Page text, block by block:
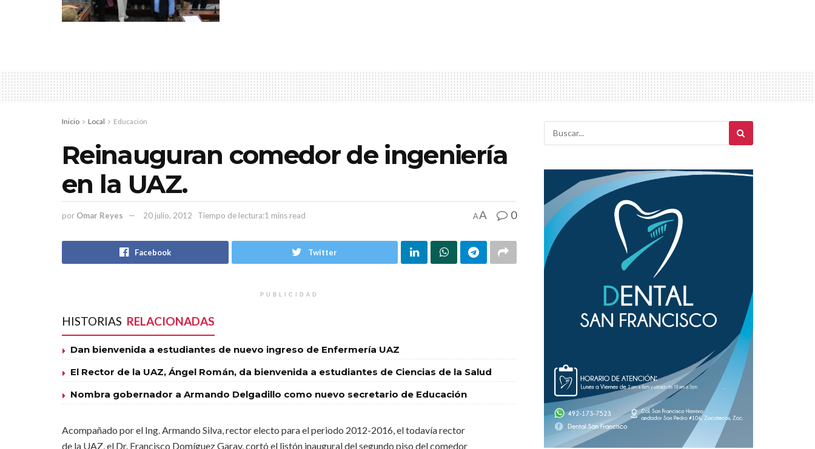
Inicio Local Educación
Reinauguran comedor de ingeniería
en la UAZ.
por Omar Reyes 20 julio, 2012 Tiempo de lectura:1 mins read AA 0
Facebook Twitter
PUBLICIDAD
HISTORIAS RELACIONADAS
Dan bienvenida a estudiantes de nuevo ingreso de Enfermería UAZ
El Rector de la UAZ, Ángel Román, da bienvenida a estudiantes de Ciencias de la Salud
Nombra gobernador a Armando Delgadillo como nuevo secretario de Educación
Acompañado por el Ing. Armando Silva, rector electo para el periodo 2012-2016, el todavía rector
de la UAZ, el Dr. Francisco Domíguez Garay, cortó el listón inaugural del segundo piso del comedor